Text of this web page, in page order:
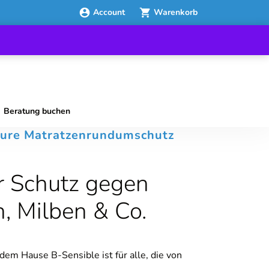
Account Warenkorb
Beratung buchen
Matratzenrundumschutz
Schutz gegen
Milben & Co.
Hause B-Sensible ist für alle, die von